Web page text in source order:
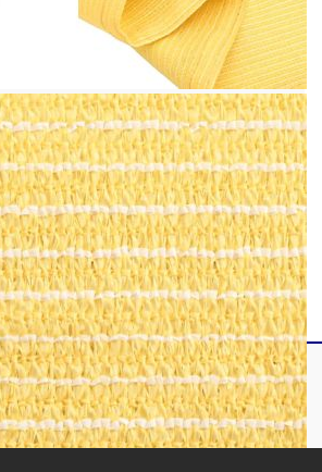
90% UV защита
на мухъл и UV, дишащ HDPE
от неръждаема стомана на
х 1,5 м PE въжета
сглобяване